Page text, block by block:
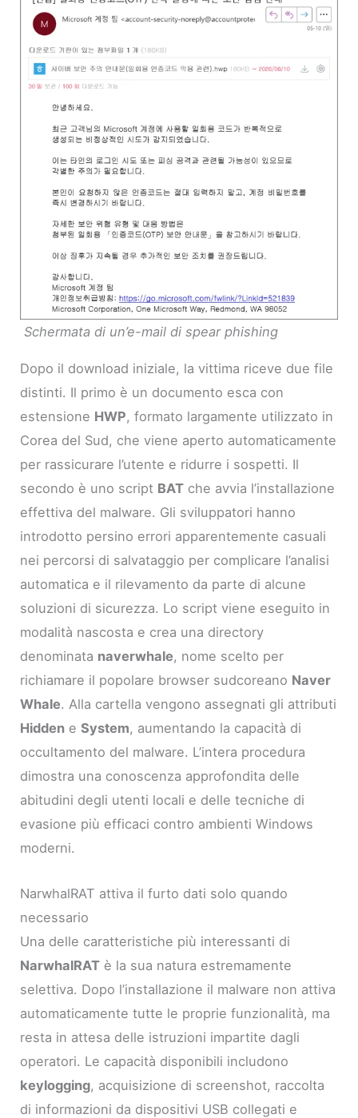
Schermata di un’e-mail di spear phishing
Dopo il download iniziale, la vittima riceve due file
distinti. Il primo è un documento esca con
estensione HWP, formato largamente utilizzato in
Corea del Sud, che viene aperto automaticamente
per rassicurare l’utente e ridurre i sospetti. Il
secondo è uno script BAT che avvia l’installazione
effettiva del malware. Gli sviluppatori hanno
introdotto persino errori apparentemente casuali
nei percorsi di salvataggio per complicare l’analisi
automatica e il rilevamento da parte di alcune
soluzioni di sicurezza. Lo script viene eseguito in
modalità nascosta e crea una directory
denominata naverwhale, nome scelto per
richiamare il popolare browser sudcoreano Naver
Whale. Alla cartella vengono assegnati gli attributi
Hidden eSystem, aumentando la capacità di
occultamento del malware. L’intera procedura
dimostra una conoscenza approfondita delle
abitudini degli utenti locali e delle tecniche di
evasione più efficaci contro ambienti Windows
moderni.
NarwhalRAT attiva il furto dati solo quando
necessario
Una delle caratteristiche più interessanti di
NarwhalRAT è la sua natura estremamente
selettiva. Dopo l’installazione il malware non attiva
automaticamente tutte le proprie funzionalità, ma
resta in attesa delle istruzioni impartite dagli
operatori. Le capacità disponibili includono
keylogging, acquisizione di screenshot, raccolta
di informazioni da dispositivi USB collegati e